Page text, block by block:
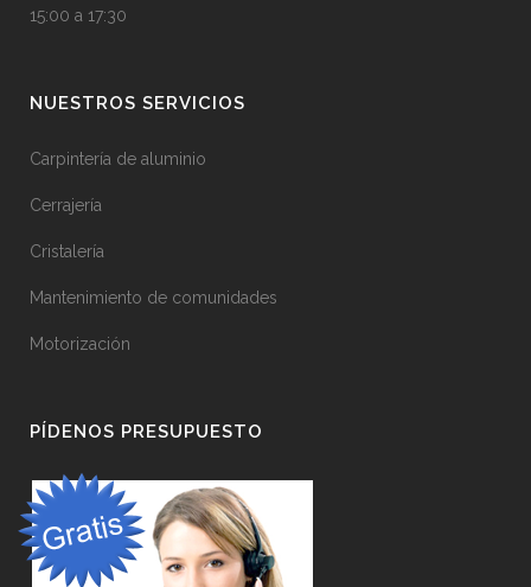
15:00 a 17:30
NUESTROS SERVICIOS
Carpintería de aluminio
Cerrajería
Cristalería
Mantenimiento de comunidades
Motorización
PÍDENOS PRESUPUESTO